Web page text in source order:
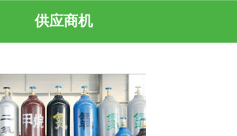
供应商机